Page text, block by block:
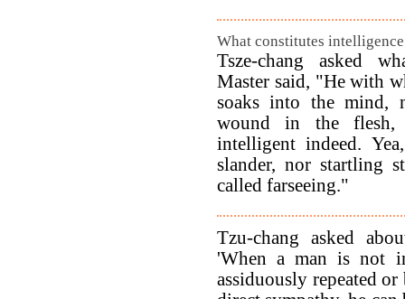
What constitutes
Tsze-chang asked
Master said, "He with
soaks into the mind,
wound in the flesh,
intelligent indeed.
slander, nor startling
called farseeing."
Tzu-chang asked
'When a man is not
assiduously repeated